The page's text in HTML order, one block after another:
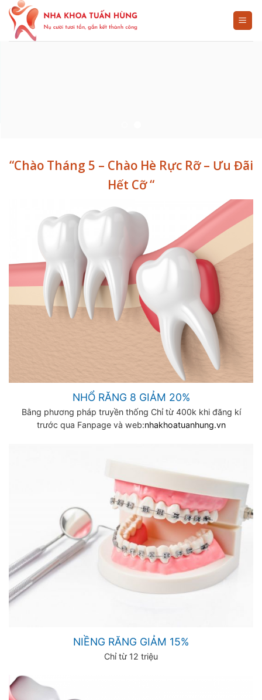
Skip
content
“Chào Tháng 5 – Chào Hè Rực Rỡ – Ưu Đãi
Hết Cỡ “
NHỔ RĂNG 8 GIẢM 20%
Bằng phương pháp truyền thống Chỉ từ 400k khi đăng kí
trước qua Fanpage và web:nhakhoatuanhung.vn
NIỀNG RĂNG GIẢM 15%
Chỉ từ 12 triệu